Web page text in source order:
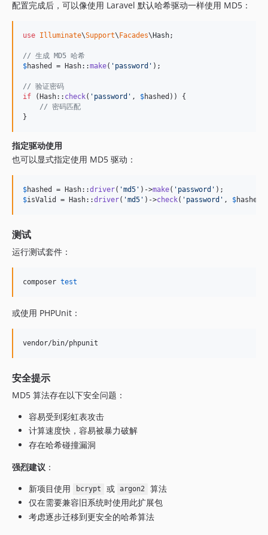
配置完成后，可以像使用 Laravel 默认哈希驱动一样使用 MD5：
use Illuminate\Support\Facades\Hash;
// 生成 MD5 哈希
$hashed = Hash::make( ' password ' );
// 验证密码
if (Hash:: check( ' password ' , $hashed )) {
// 密码匹配
}
指定驱动使用
也可以显式指定使用 MD5 驱动：
$hashed = Hash::driver( 'md5 ' )->make( ' password '
$isValid = Hash::driver( 'md5 ' )->check( ' password ' , $hashed
测试
运行测试套件：
composer test
或使用 PHPUnit：
vendor/bin/phpunit
安全提示
MD5 算法存在以下安全问题：
容易受到彩虹表攻击
计算速度快，容易被暴力破解
存在哈希碰撞漏洞
强烈建议 ：
新项目使用
bcrypt 或 argon2
算法
仅在需要兼容旧系统时使用此扩展包
考虑逐步迁移到更安全的哈希算法